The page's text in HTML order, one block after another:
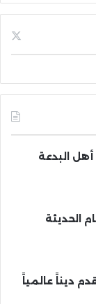
البدعة
الحديثة
ديناً عالمياً